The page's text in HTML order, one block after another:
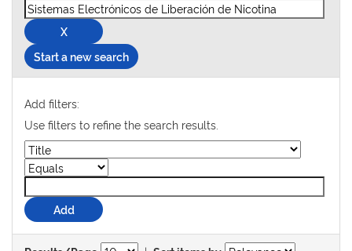
Start a new search
Add filters:
Use filters to refine the search results.